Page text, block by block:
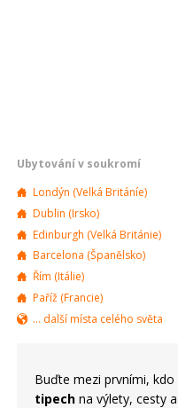
Ubytování v soukromí
Londýn (Velká Británíe)
Dublin (Irsko)
Edinburgh (Velká Británie)
Barcelona (Španělsko)
Řím (Itálie)
Paříž (Francie)
... další místa celého světa
Buďte mezi prvními, kdo
tipech na výlety, cesty